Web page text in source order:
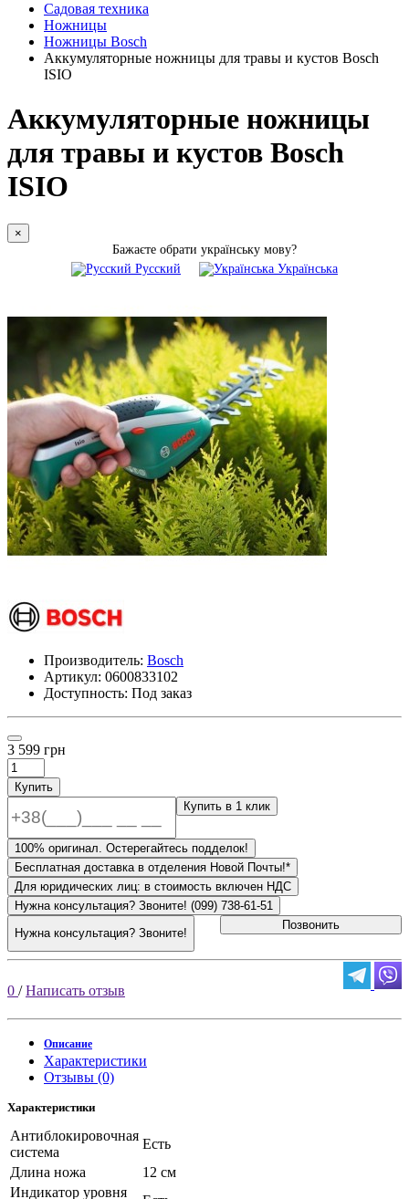
Садовая техника
Ножницы
Ножницы Bosch
Аккумуляторные ножницы для травы и кустов Bosch
ISIO
Аккумуляторные ножницы
для травы и кустов Bosch
ISIO
×
Бажаєте обрати українську мову?
Русский
Українська
Производитель: Bosch
Артикул: 0600833102
Доступность: Под заказ
3 599 грн
Купить
Купить в 1 клик
100% оригинал. Остерегайтесь подделок!
Бесплатная доставка в отделения Новой Почты!*
Для юридических лиц: в стоимость включен НДС
Нужна консультация? Звоните! (099) 738-61-51
Нужна консультация? Звоните!
Позвонить
0 /Написать отзыв
Описание
Характеристики
Отзывы (0)
Характеристики
Антиблокировочная
система
Есть
Длина ножа
12 см
Индикатор уровня